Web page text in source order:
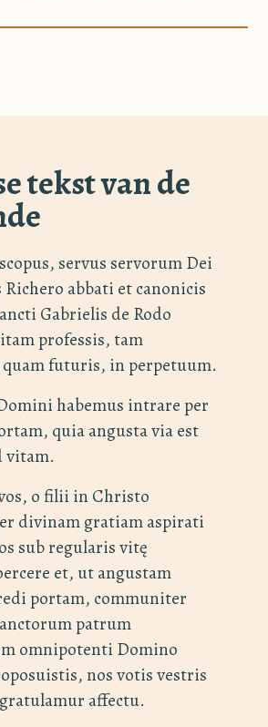
tekst van de
servus servorum Dei
abbati et canonicis
Gabrielis de Rodo
professis, tam
futuris, in perpetuum.
habemus intrare per
quia angusta via est
vitam.
o filii in Christo
divinam gratiam aspirati
sub regularis vitę
et, ut angustam
portam, communiter
patrum
omnipotenti Domino
nos votis vestris
affectu.